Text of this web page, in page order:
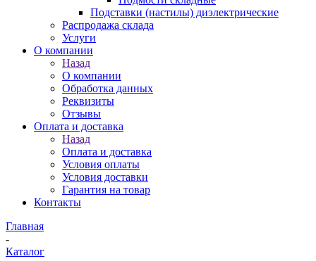
Подставки (настилы) диэлектрические
Распродажа склада
Услуги
О компании
Назад
О компании
Обработка данных
Реквизиты
Отзывы
Оплата и доставка
Назад
Оплата и доставка
Условия оплаты
Условия доставки
Гарантия на товар
Контакты
Главная
-
Каталог